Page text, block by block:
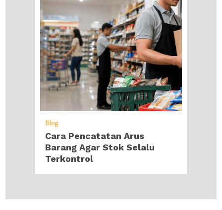
Blog
Cara Pencatatan Arus
Barang Agar Stok Selalu
Terkontrol